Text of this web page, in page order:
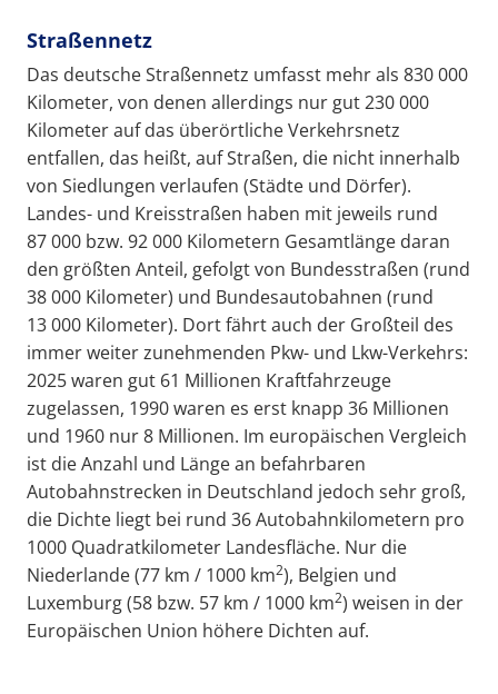
Straßennetz
Das deutsche Straßennetz umfasst mehr als 830 000
Kilometer, von denen allerdings nur gut 230 000
Kilometer auf das überörtliche Verkehrsnetz
entfallen, das heißt, auf Straßen, die nicht innerhalb
von Siedlungen verlaufen (Städte und Dörfer).
Landes- und Kreisstraßen haben mit jeweils rund
87 000 bzw. 92 000 Kilometern Gesamtlänge daran
den größten Anteil, gefolgt von Bundesstraßen (rund
38 000 Kilometer) und Bundesautobahnen (rund
13 000 Kilometer). Dort fährt auch der Großteil des
immer weiter zunehmenden Pkw- und Lkw-Verkehrs:
2025 waren gut 61 Millionen Kraftfahrzeuge
zugelassen, 1990 waren es erst knapp 36 Millionen
und 1960 nur 8 Millionen. Im europäischen Vergleich
ist die Anzahl und Länge an befahrbaren
Autobahnstrecken in Deutschland jedoch sehr groß,
die Dichte liegt bei rund 36 Autobahnkilometern pro
1000 Quadratkilometer Landesfläche. Nur die
Niederlande (77 km / 1000 km2), Belgien und
Luxemburg (58 bzw. 57 km / 1000 km2) weisen in der
Europäischen Union höhere Dichten auf.